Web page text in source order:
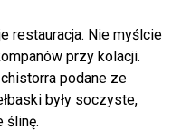
restauracja. Nie myślcie
przy kolacji.
podane ze
były soczyste,
ślinę.